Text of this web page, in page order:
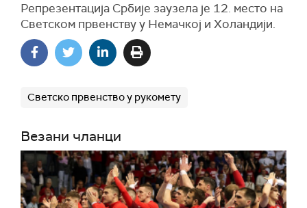
Репрезентација Србије заузела је 12. место на
Светском првенству у Немачкој и Холандији.
Светско првенство у рукомету
Везани чланци